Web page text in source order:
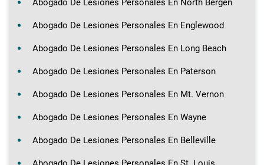
Abogado De Lesiones Personales En North Bergen
Abogado De Lesiones Personales En Englewood
Abogado De Lesiones Personales En Long Beach
Abogado De Lesiones Personales En Paterson
Abogado De Lesiones Personales En Mt. Vernon
Abogado De Lesiones Personales En Wayne
Abogado De Lesiones Personales En Belleville